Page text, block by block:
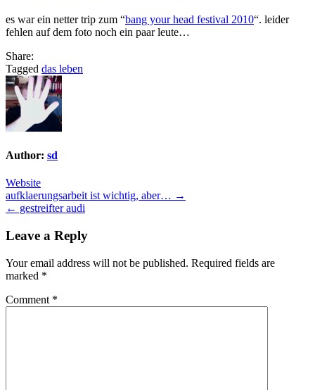
es war ein netter trip zum “bang your head festival 2010“. leider
fehlen auf dem foto noch ein paar leute…
Share:
Tagged das leben
Author: sd
Website
Post
navigation
aufklaerungsarbeit ist wichtig, aber… →
← gestreifter audi
Leave a Reply
Your email address will not be published. Required fields are
marked *
Comment *